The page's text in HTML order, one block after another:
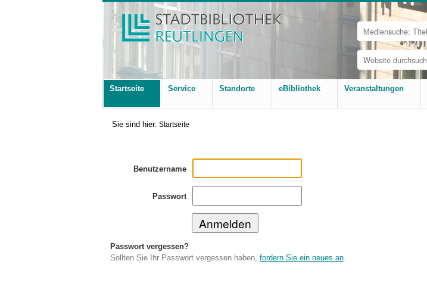
Website
durchsuchen
Erweiterte
Suche…
Startseite Service Standorte eBibliothek Veranstaltungen
Sie sind hier: Startseite
Benutzername
Passwort
Passwort vergessen?
Sollten Sie Ihr Passwort vergessen haben, fordern Sie ein neues an.